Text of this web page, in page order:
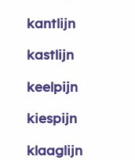
kantlijn
kastlijn
keelpijn
kiespijn
klaaglijn